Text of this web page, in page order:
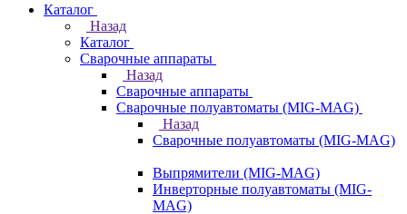
Каталог
Назад
Каталог
Сварочные аппараты
Назад
Сварочные аппараты
Сварочные полуавтоматы (MIG-MAG)
Назад
Сварочные полуавтоматы (MIG-MAG)
Выпрямители (MIG-MAG)
Инверторные полуавтоматы (MIG-
MAG)